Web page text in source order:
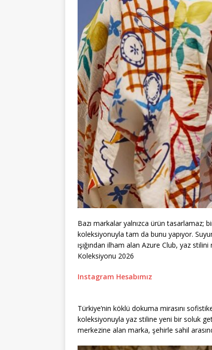
Bazı markalar yalnızca ürün tasarlamaz;
koleksiyonuyla tam da bunu yapıyor.
ışığından ilham alan Azure Club, yaz
Koleksiyonu 2026
Instagram Hesabımız
Türkiye’nin köklü dokuma mirasını
koleksiyonuyla yaz stiline yeni bir soluk
merkezine alan marka, şehirle sahil